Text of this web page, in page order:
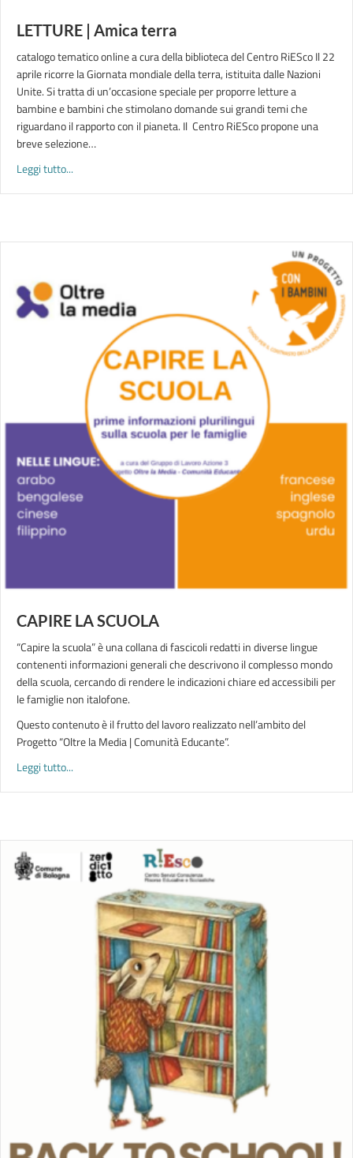
LETTURE | Amica terra
catalogo tematico online a cura della biblioteca del Centro RiESco Il 22
aprile ricorre la Giornata mondiale della terra, istituita dalle Nazioni
Unite. Si tratta di un’occasione speciale per proporre letture a
bambine e bambini che stimolano domande sui grandi temi che
riguardano il rapporto con il pianeta. Il Centro RiESco propone una
breve selezione…
Leggi tutto...
CAPIRE LA SCUOLA
“Capire la scuola” è una collana di fascicoli redatti in diverse lingue
contenenti informazioni generali che descrivono il complesso mondo
della scuola, cercando di rendere le indicazioni chiare ed accessibili per
le famiglie non italofone.
Questo contenuto è il frutto del lavoro realizzato nell’ambito del
Progetto “Oltre la Media | Comunità Educante”.
Leggi tutto...